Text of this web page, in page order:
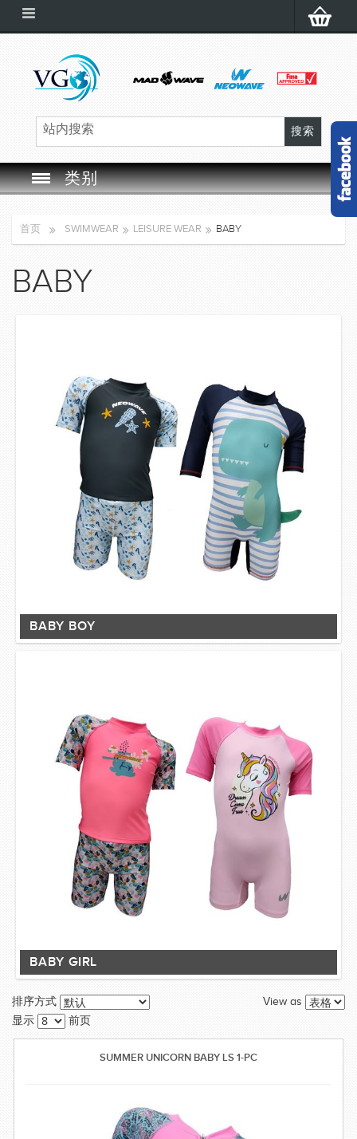
类别
SWIMMING EQUIPMENT
CUSTOM DESIGN (OEM)
首页 SWIMWEAR LEISURE WEAR BABY
BABY
BABY BOY
BABY GIRL
View as
排序方式
显示
前页
SUMMER UNICORN BABY LS 1-PC